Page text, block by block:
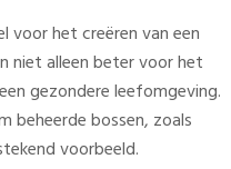
voor het creëren van een
niet alleen beter voor het
gezondere leefomgeving.
beheerde bossen, zoals
voorbeeld.